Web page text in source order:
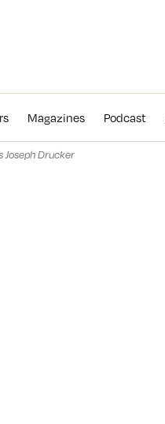
Magazines Podcast
Joseph Drucker